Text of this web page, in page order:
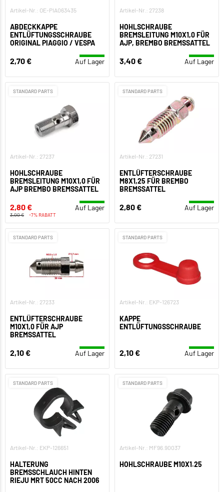
Artikel-Nr.: OE-PIA063435
ABDECKKAPPE
ENTLÜFTUNGSSCHRAUBE
ORIGINAL PIAGGIO / VESPA
2,70 € Auf Lager
Artikel-Nr.: 27238
HOHLSCHRAUBE
BREMSLEITUNG M10X1,0 FÜR
AJP, BREMBO BREMSSATTEL
3,40 € Auf Lager
STANDARD PARTS
Artikel-Nr.: 27237
HOHLSCHRAUBE
BREMSLEITUNG M10X1,0 FÜR
AJP BREMBO BREMSSATTEL
2,80 € Auf Lager
3,00 € -7% RABATT
STANDARD PARTS
Artikel-Nr.: 27231
ENTLÜFTERSCHRAUBE
M8X1,25 FÜR BREMBO
BREMSSATTEL
2,80 € Auf Lager
STANDARD PARTS
Artikel-Nr.: 27233
ENTLÜFTERSCHRAUBE
M10X1,0 FÜR AJP
BREMSSATTEL
2,10 € Auf Lager
STANDARD PARTS
Artikel-Nr.: EKP-126723
KAPPE
ENTLÜFTUNGSSCHRAUBE
2,10 € Auf Lager
STANDARD PARTS
Artikel-Nr.: EKP-126651
HALTERUNG
BREMSSCHLAUCH HINTEN
RIEJU MRT 50CC NACH 2006
STANDARD PARTS
Artikel-Nr.: MF96.90037
HOHLSCHRAUBE M10X1.25